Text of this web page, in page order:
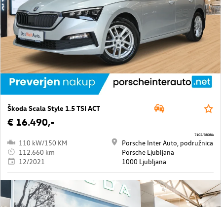
Škoda Scala Style 1.5 TSI ACT
€ 16.490,-
110 kW/150 KM
112.660 km
12/2021
Porsche Inter Auto, podružnica
Porsche Ljubljana
1000 Ljubljana
7102/38084